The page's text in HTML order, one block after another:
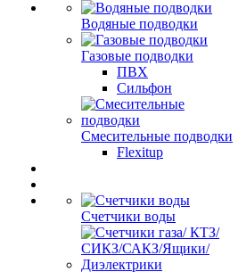
Водяные подводки
Газовые подводки
ПВХ
Сильфон
Смесительные подводки
Flexitup
Счетчики воды